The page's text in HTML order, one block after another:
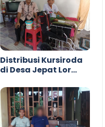
Distribusi Kursiroda
di Desa Jepat Lor